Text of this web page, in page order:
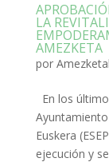
LA
AMEZKETA
por
En los
Euskera
ejecución y